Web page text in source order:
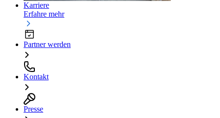
Karriere
Erfahre mehr
Partner werden
Kontakt
Presse